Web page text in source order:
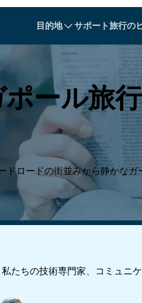
目的地 サポート旅行の
eSIM
ブルガリア
コンゴ
ドミニカ共和国
ポール旅
ドロードの街並みから静かな
私たちの技術専門家、コミュニ